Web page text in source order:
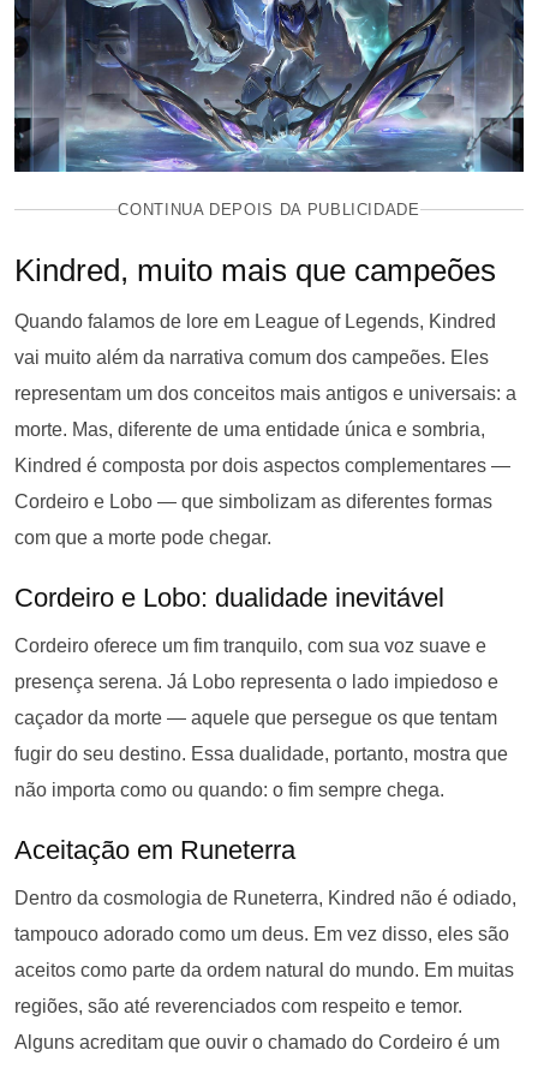
CONTINUA DEPOIS DA PUBLICIDADE
Kindred, muito mais que campeões
Quando falamos de lore em League of Legends, Kindred
vai muito além da narrativa comum dos campeões. Eles
representam um dos conceitos mais antigos e universais: a
morte. Mas, diferente de uma entidade única e sombria,
Kindred é composta por dois aspectos complementares —
Cordeiro e Lobo — que simbolizam as diferentes formas
com que a morte pode chegar.
Cordeiro e Lobo: dualidade inevitável
Cordeiro oferece um fim tranquilo, com sua voz suave e
presença serena. Já Lobo representa o lado impiedoso e
caçador da morte — aquele que persegue os que tentam
fugir do seu destino. Essa dualidade, portanto, mostra que
não importa como ou quando: o fim sempre chega.
Aceitação em Runeterra
Dentro da cosmologia de Runeterra, Kindred não é odiado,
tampouco adorado como um deus. Em vez disso, eles são
aceitos como parte da ordem natural do mundo. Em muitas
regiões, são até reverenciados com respeito e temor.
Alguns acreditam que ouvir o chamado do Cordeiro é um